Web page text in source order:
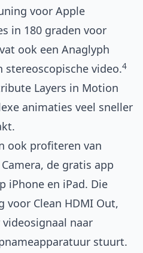
voor Apple
in 180 graden voor
ook een Anaglyph
stereoscopische video.4
Layers in Motion
animaties veel sneller
ook profiteren van
de gratis app
iPhone en iPad. Die
Clean HDMI Out,
naar
stuurt.